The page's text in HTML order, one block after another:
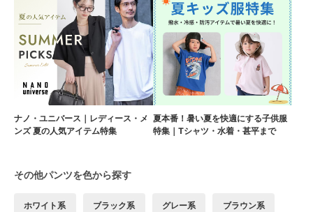
ナノ・ユニバース｜レディース・メ
ンズ 夏の人気アイテム特集
夏本番！暑い夏を快適にする子供服
特集｜Tシャツ・水着・甚平まで
その他パンツを色から探す
ホワイト系 ブラック系 グレー系 ブラウン系